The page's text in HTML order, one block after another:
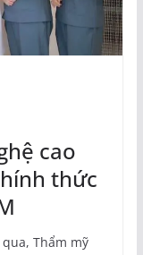
cao
thức
Thẩm mỹ